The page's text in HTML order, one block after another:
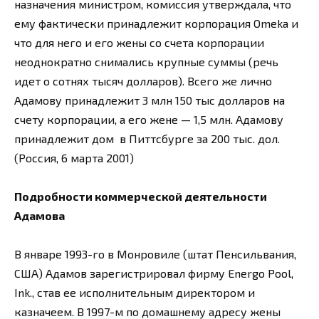
назначения министром, комиссия утверждала, что
ему фактически принадлежит корпорация Omeka и
что для него и его жены со счета корпорации
неоднократно снимались крупные суммы (речь
идет о сотнях тысяч долларов). Всего же лично
Адамову принадлежит 3 млн 150 тыс долларов на
счету корпорации, а его жене — 1,5 млн. Адамову
принадлежит дом в Питтсбурге за 200 тыс. дол.
(Россия, 6 марта 2001)
Подробности коммерческой деятельности
Адамова
В январе 1993-го в Монровиле (штат Пенсильвания,
США) Адамов зарегистрировал фирму Energo Pool,
Ink., став ее исполнительным директором и
казначеем. В 1997-м по домашнему адресу жены